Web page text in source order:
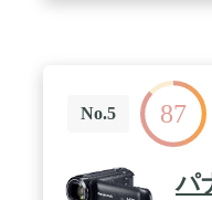
No.5 87
パ